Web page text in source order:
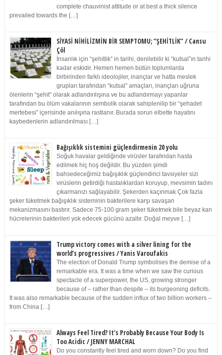
complete chauvinist attitude or at best a thick silence
prevailed towards the […]
SİYASİ NİHİLİZMİN BİR SEMPTOMU; “ŞEHİTLİK” / Cansu
Çöl
İnsanlık için “şehitlik” in tarihi, denilebilir ki “kutsal”ın tarihi
kadar eskidir. Hemen hemen bütün toplumlarda
birbirinden farklı ideolojiler, inançlar ve hatta meslek
grupları tarafından “kutsal” amaçları, inançları uğruna
ölenlerin “şehit” olarak adlandırılışına ve bu adlandırmayı yapanlar
tarafından bu ölüm vakalarının sembolik olarak sahiplenilip bir “şehadet
mertebesi” içerisinde anılışına rastlanır. Burada sorun elbette hayatını
kaybedenlerin adlandırılması […]
Bağışıklık sistemini güçlendirmenin 20 yolu
Soğuk havalar geldiğinde virüsler tarafından hasta
edilmek hiç hoş değildir. Bu yüzden şimdi
bahsedeceğimiz bağışıklık güçlendirici tavsiyeler sizi
virüslerin getirdiği hastalıklardan koruyup, mevsimin tadını
çıkarmanızı sağlayabilir. Şekerden kaçınmak Çok fazla
şeker tüketmek bağışıklık sisteminin bakterilere karşı savaşan
mekanizmasını bastırır. Sadece 75-100 gram şeker tüketmek bile beyaz kan
hücrelerinin bakterileri yok edecek gücünü azaltır. Doğal meyve […]
Trump victory comes with a silver lining for the
world’s progressives / Yanis Varoufakis
The election of Donald Trump symbolises the demise of a
remarkable era. It was a time when we saw the curious
spectacle of a superpower, the US, growing stronger
because of – rather than despite – its burgeoning deficits.
It was also remarkable because of the sudden influx of two billion workers –
from China […]
Always Feel Tired? It’s Probably Because Your Body Is
Too Acidic / JENNY MARCHAL
Do you constantly feel tired and worn down? Do you find